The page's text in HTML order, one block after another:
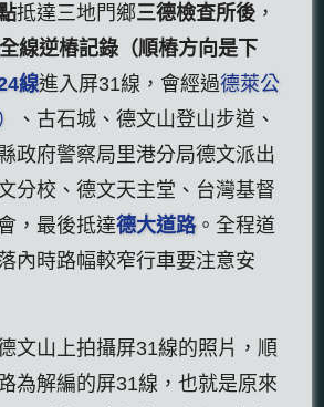
抵達三地門鄉三德檢查所後 ，
全線逆樁記錄（順樁方向是下
線進入屏31線，會經過德萊公
、古石城、德文山登山步道、
政府警察局里港分局德文派出
分校、德文天主堂、台灣基督
，最後抵達德大道路。全程道
內時路幅較窄行車要注意安
文山上拍攝屏31線的照片，順
為解編的屏31線，也就是原來